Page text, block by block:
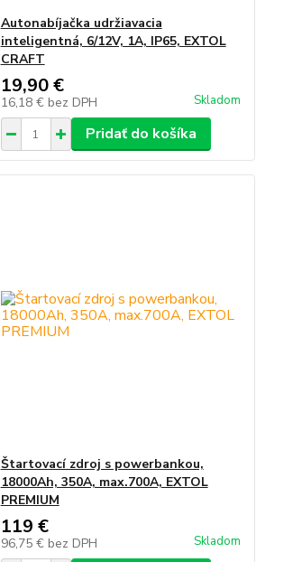
Autonabíjačka udržiavacia
inteligentná, 6/12V, 1A, IP65, EXTOL
CRAFT
19,90 €
16,18 € bez DPH Skladom
Pridať do košíka
Štartovací zdroj s powerbankou,
18000Ah, 350A, max.700A, EXTOL
PREMIUM
119 €
96,75 € bez DPH Skladom